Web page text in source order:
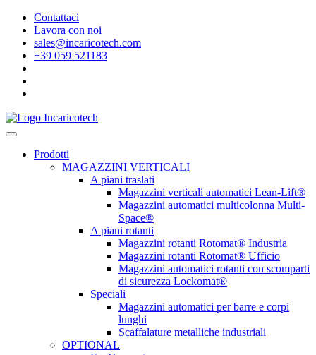
Contattaci
Lavora con noi
sales@incaricotech.com
+39 059 521183
Prodotti
MAGAZZINI VERTICALI
A piani traslati
Magazzini verticali automatici Lean-Lift®
Magazzini automatici multicolonna Multi-
Space®
A piani rotanti
Magazzini rotanti Rotomat® Industria
Magazzini rotanti Rotomat® Ufficio
Magazzini automatici rotanti con scomparti
di sicurezza Lockomat®
Speciali
Magazzini automatici per barre e corpi
lunghi
Scaffalature metalliche industriali
OPTIONAL